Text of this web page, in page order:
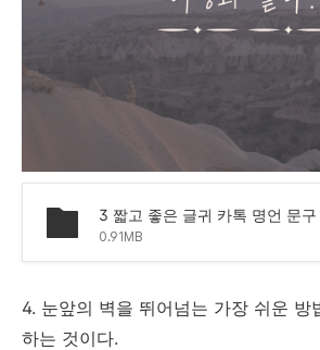
0.91MB
4. 눈앞의 벽을 뛰어넘는 가장 쉬운 방
하는 것이다.